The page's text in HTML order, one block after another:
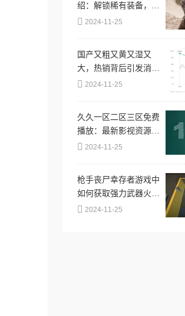
绍：解锁稀有装备，打
造专属霸主风采
2024-11-25
国产又粗又黄又湿又
大，热销背后引发消费
者对品质与安全的深
2024-11-25
久久一区二区三区免费
播放：最新影视资源上
线，畅享无限精彩内
2024-11-25
枪手丧尸幸存者游戏中
如何获取强力武器火箭
筒攻略
2024-11-25